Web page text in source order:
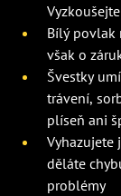
Bílý povlak
však o
Švestky
trávení,
plíseň ani
Vyhazujete
děláte
problémy